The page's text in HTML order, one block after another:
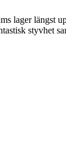
lager längst
styvhet